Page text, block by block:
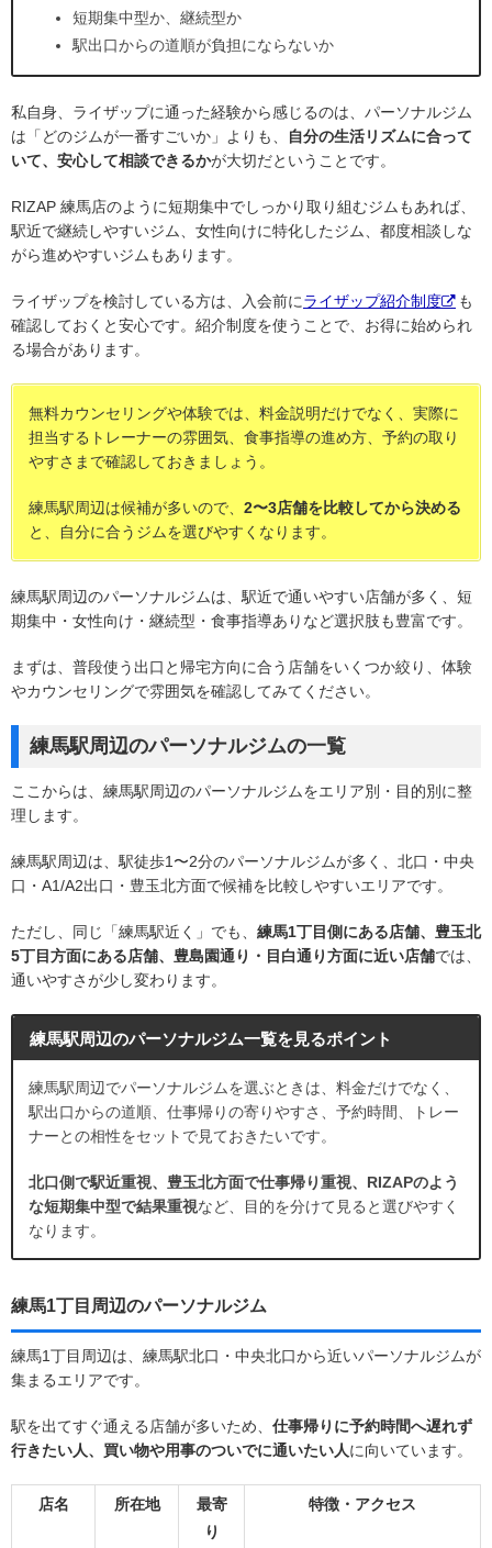
短期集中型か、継続型か
駅出口からの道順が負担にならないか
私自身、ライザップに通った経験から感じるのは、パーソナルジム
は「どのジムが一番すごいか」よりも、
自分の生活リズムに合って
いて、安心して相談できるかが大切だということです。
RIZAP 練馬店のように短期集中でしっかり取り組むジムもあれば、
駅近で継続しやすいジム、女性向けに特化したジム、都度相談しな
がら進めやすいジムもあります。
ライザップを検討している方は、入会前にライザップ紹介制度
も
確認しておくと安心です。紹介制度を使うことで、お得に始められ
る場合があります。
無料カウンセリングや体験では、料金説明だけでなく、実際に
担当するトレーナーの雰囲気、食事指導の進め方、予約の取り
やすさまで確認しておきましょう。
練馬駅周辺は候補が多いので、 2〜3店舗を比較してから決める
と、自分に合うジムを選びやすくなります。
練馬駅周辺のパーソナルジムは、駅近で通いやすい店舗が多く、短
期集中・女性向け・継続型・食事指導ありなど選択肢も豊富です。
まずは、普段使う出口と帰宅方向に合う店舗をいくつか絞り、体験
やカウンセリングで雰囲気を確認してみてください。
練馬駅周辺のパーソナルジムの一覧
ここからは、練馬駅周辺のパーソナルジムをエリア別・目的別に整
理します。
練馬駅周辺は、駅徒歩1〜2分のパーソナルジムが多く、北口・中央
口・A1/A2出口・豊玉北方面で候補を比較しやすいエリアです。
ただし、同じ「練馬駅近く」でも、 練馬1丁目側にある店舗、豊玉北
5丁目方面にある店舗、豊島園通り・目白通り方面に近い店舗では、
通いやすさが少し変わります。
練馬駅周辺のパーソナルジム一覧を見るポイント
練馬駅周辺でパーソナルジムを選ぶときは、料金だけでなく、
駅出口からの道順、仕事帰りの寄りやすさ、予約時間、トレー
ナーとの相性をセットで見ておきたいです。
北口側で駅近重視、豊玉北方面で仕事帰り重視、RIZAPのよう
な短期集中型で結果重視など、目的を分けて見ると選びやすく
なります。
練馬1丁目周辺のパーソナルジム
練馬1丁目周辺は、練馬駅北口・中央北口から近いパーソナルジムが
集まるエリアです。
駅を出てすぐ通える店舗が多いため、 仕事帰りに予約時間へ遅れず
行きたい人、買い物や用事のついでに通いたい人に向いています。
店名 所在地
最寄
り
特徴・アクセス